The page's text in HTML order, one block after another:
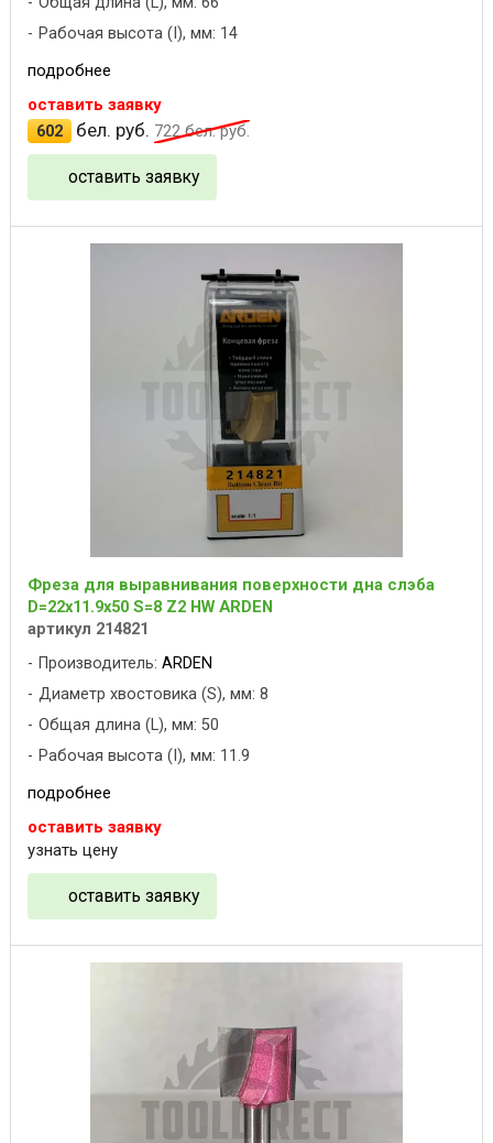
Рабочая высота (I), мм: 14
подробнее
оставить заявку
602
бел. руб. 722бел. руб.
оставить заявку
Фреза для выравнивания поверхности дна слэба
D=22x11.9x50 S=8 Z2 HW ARDEN
артикул 214821
Производитель: ARDEN
Диаметр хвостовика (S), мм: 8
Общая длина (L), мм: 50
Рабочая высота (I), мм: 11.9
подробнее
оставить заявку
узнать цену
оставить заявку